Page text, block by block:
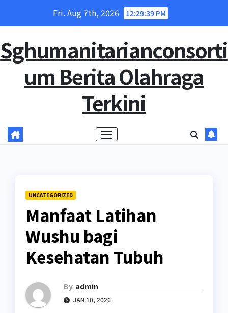
Fri. Aug 7th, 2026 12:29:40 PM
Sghumanitarianconsorti
um Berita Olahraga
Terkini
UNCATEGORIZED
Manfaat Latihan
Wushu bagi
Kesehatan Tubuh
By admin
JAN 10, 2026